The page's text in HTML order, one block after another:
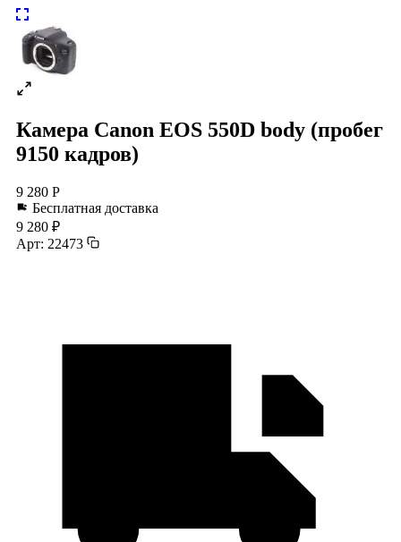
Камера Canon EOS 550D body (пробег
9150 кадров)
9 280 Р
Бесплатная доставка
9 280 ₽
Арт: 22473